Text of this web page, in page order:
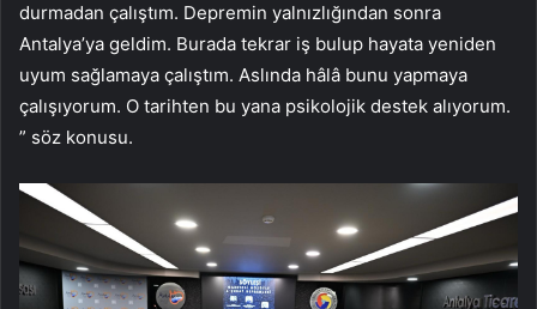
durmadan çalıştım. Depremin yalnızlığından sonra
Antalya’ya geldim. Burada tekrar iş bulup hayata yeniden
uyum sağlamaya çalıştım. Aslında hâlâ bunu yapmaya
çalışıyorum. O tarihten bu yana psikolojik destek alıyorum.
” söz konusu.